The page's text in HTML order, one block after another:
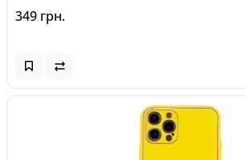
349 грн.